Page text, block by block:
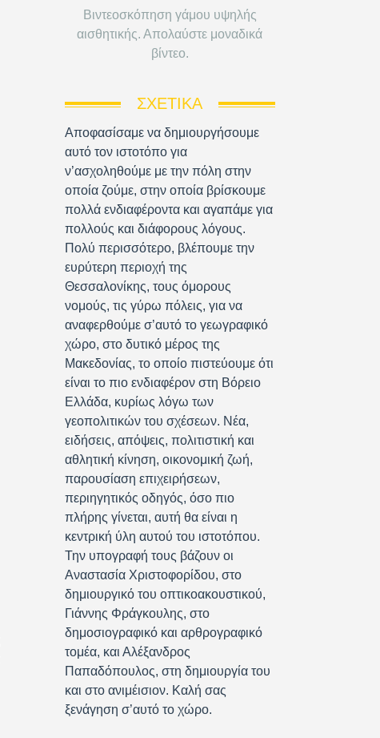
Βιντεοσκόπηση γάμου υψηλής
αισθητικής. Απολαύστε μοναδικά
βίντεο.
ΣΧΕΤΙΚΆ
Αποφασίσαμε να δημιουργήσουμε
αυτό τον ιστοτόπο για
ν’ασχοληθούμε με την πόλη στην
οποία ζούμε, στην οποία βρίσκουμε
πολλά ενδιαφέροντα και αγαπάμε για
πολλούς και διάφορους λόγους.
Πολύ περισσότερο, βλέπουμε την
ευρύτερη περιοχή της
Θεσσαλονίκης, τους όμορους
νομούς, τις γύρω πόλεις, για να
αναφερθούμε σ’αυτό το γεωγραφικό
χώρο, στο δυτικό μέρος της
Μακεδονίας, το οποίο πιστεύουμε ότι
είναι το πιο ενδιαφέρον στη Βόρειο
Ελλάδα, κυρίως λόγω των
γεοπολιτικών του σχέσεων. Νέα,
ειδήσεις, απόψεις, πολιτιστική και
αθλητική κίνηση, οικονομική ζωή,
παρουσίαση επιχειρήσεων,
περιηγητικός οδηγός, όσο πιο
πλήρης γίνεται, αυτή θα είναι η
κεντρική ύλη αυτού του ιστοτόπου.
Την υπογραφή τους βάζουν οι
Αναστασία Χριστοφορίδου, στο
δημιουργικό του οπτικοακουστικού,
Γιάννης Φράγκουλης, στο
δημοσιογραφικό και αρθρογραφικό
τομέα, και Αλέξανδρος
Παπαδόπουλος, στη δημιουργία του
και στο ανιμέισιον. Καλή σας
ξενάγηση σ’αυτό το χώρο.